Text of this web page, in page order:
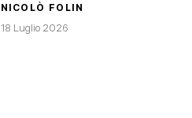
NICOLÒ FOLIN
18 Luglio 2026